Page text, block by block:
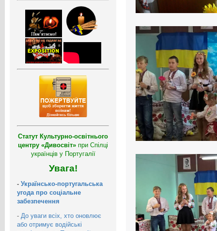
Статут Культурно-освітнього
центру «Дивосвіт» при Спілці
українців у Португалії
Увага!
- Українсько-португальська
угода про соціальне
забезпечення
- До уваги всіх, хто оновлює
або отримує водійські